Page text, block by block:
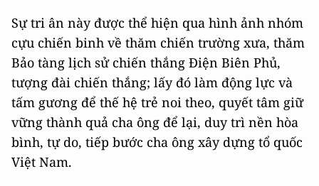
Sự tri ân này được thể hiện qua hình ảnh nhóm
cựu chiến binh về thăm chiến trường xưa, thăm
Bảo tàng lịch sử chiến thắng Điện Biên Phủ,
tượng đài chiến thắng; lấy đó làm động lực và
tấm gương để thế hệ trẻ noi theo, quyết tâm giữ
vững thành quả cha ông để lại, duy trì nền hòa
bình, tự do, tiếp bước cha ông xây dựng tổ quốc
Việt Nam.